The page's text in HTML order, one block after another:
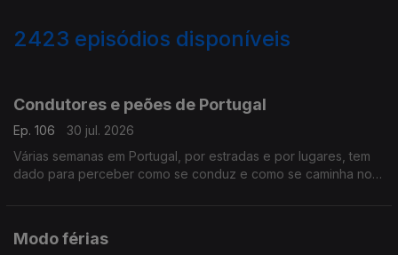
2423 episódios disponíveis
Condutores e peões de Portugal
Ep. 106
30 jul. 2026
Várias semanas em Portugal, por estradas e por lugares, tem
dado para perceber como se conduz e como se caminha no
Modo férias